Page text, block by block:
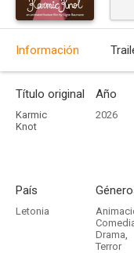
Información
Título original
Karmic
Knot
Año
2026
País
Letonia
Drama,
Terror